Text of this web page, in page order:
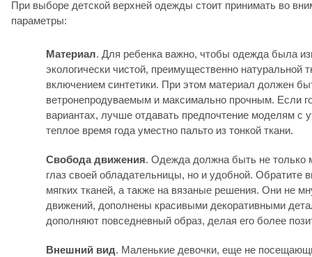
При выборе детской верхней одежды стоит принимать во
параметры:
Материал. Для ребенка важно, чтобы одежда была
экологически чистой, преимущественно натуральной
включением синтетики. При этом материал должен
ветронепродуваемым и максимально прочным. Если
вариантах, лучше отдавать предпочтение моделям с
теплое время года уместно пальто из тонкой ткани.
Свобода движения. Одежда должна быть не только
глаз своей обладательницы, но и удобной. Обратите
мягких тканей, а также на вязаные решения. Они не
движений, дополнены красивыми декоративными
дополняют повседневный образ, делая его более
Внешний вид. Маленькие девочки, еще не